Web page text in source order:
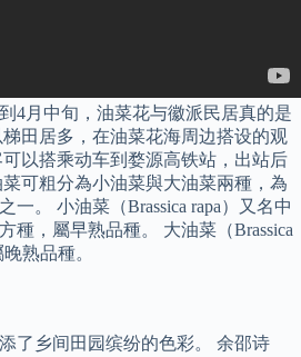
4月中旬，油菜花与徽派民居真的是
田居多，在油菜花海周边搭设的观
以搭乘动车到婺源高铁站，出站后
可粗分為小油菜與大油菜兩種，為
一。 小油菜（Brassica rapa）又名中
種，屬早熟品種。 大油菜（Brassica
熟品種。
了乡间田园缤纷的色彩。 余邵诗